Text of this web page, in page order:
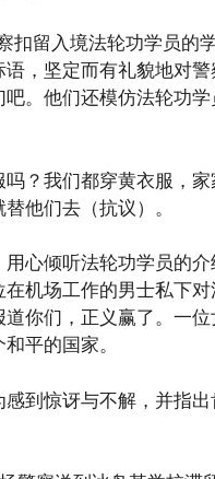
留入境法轮功学员的
，坚定而有礼貌地对
。他们还模仿法轮功学
？我们都穿黄衣服，家
他们去（抗议）。
心倾听法轮功学员的
机场工作的男士私下
你们，正义赢了。一
平的国家。
到惊讶与不解，并指